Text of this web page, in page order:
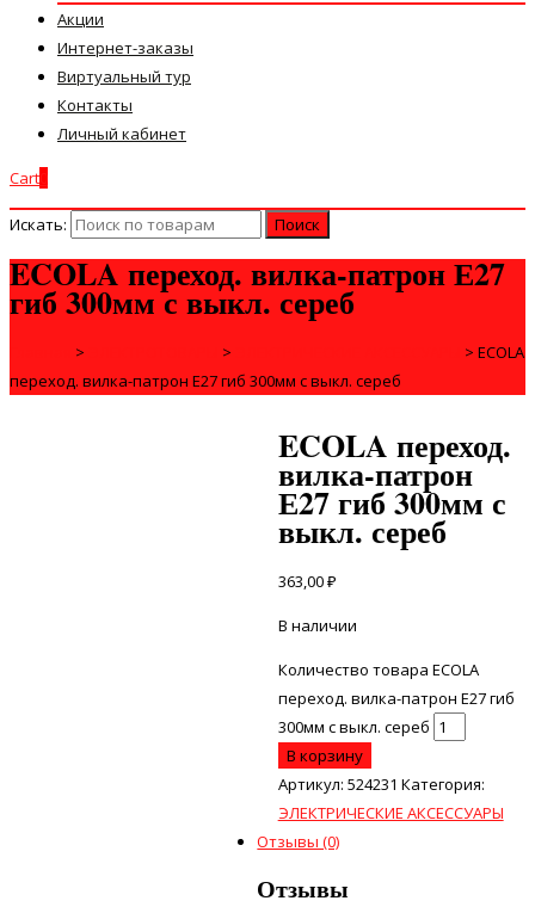
Акции
Интернет-заказы
Виртуальный тур
Контакты
Личный кабинет
Cart
Искать:
ECOLA переход. вилка-патрон Е27
гиб 300мм с выкл. сереб
> > > ECOLA
переход. вилка-патрон Е27 гиб 300мм с выкл. сереб
ECOLA переход.
вилка-патрон
Е27 гиб 300мм с
выкл. сереб
363,00₽
В наличии
Количество товара ECOLA
переход. вилка-патрон Е27 гиб
300мм с выкл. сереб
В корзину
Артикул: 524231 Категория:
ЭЛЕКТРИЧЕСКИЕ АКСЕССУАРЫ
Отзывы (0)
Отзывы